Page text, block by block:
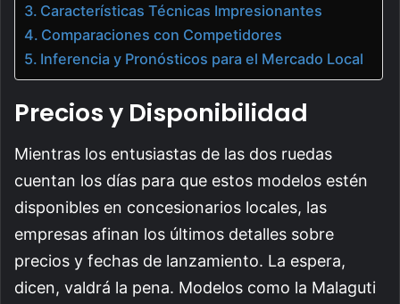
Características Técnicas Impresionantes
Comparaciones con Competidores
Inferencia y Pronósticos para el Mercado Local
Precios y Disponibilidad
Mientras los entusiastas de las dos ruedas
cuentan los días para que estos modelos estén
disponibles en concesionarios locales, las
empresas afinan los últimos detalles sobre
precios y fechas de lanzamiento. La espera,
dicen, valdrá la pena. Modelos como la Malaguti